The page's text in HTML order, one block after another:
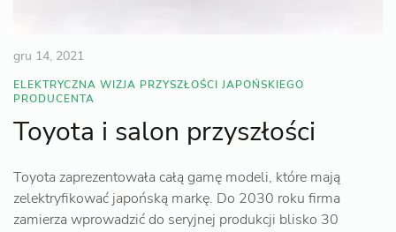
gru 14, 2021
ELEKTRYCZNA WIZJA PRZYSZŁOŚCI JAPOŃSKIEGO
PRODUCENTA
Toyota i salon przyszłości
Toyota zaprezentowała całą gamę modeli, które mają
zelektryfikować japońską markę. Do 2030 roku firma
zamierza wprowadzić do seryjnej produkcji blisko 30